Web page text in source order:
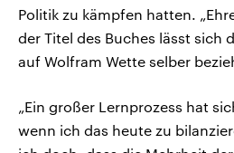
Politik zu kämpfen hatten.
der Titel des Buches lässt sich
auf Wolfram Wette selber
„Ein großer Lernprozess hat
wenn ich das heute zu